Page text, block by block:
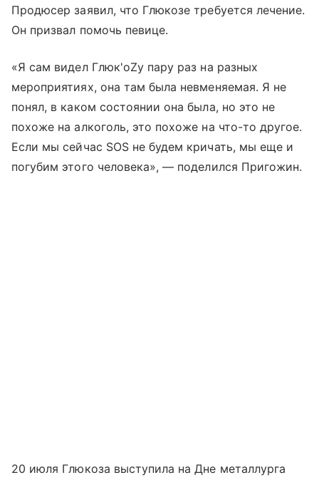
Продюсер заявил, что Глюкозе требуется лечение.
Он призвал помочь певице.
«Я сам видел Глюк'оZу пару раз на разных
мероприятиях, она там была невменяемая. Я не
понял, в каком состоянии она была, но это не
похоже на алкоголь, это похоже на что-то другое.
Если мы сейчас SOS не будем кричать, мы еще и
погубим этого человека», — поделился Пригожин.
20 июля Глюкоза выступила на Дне металлурга